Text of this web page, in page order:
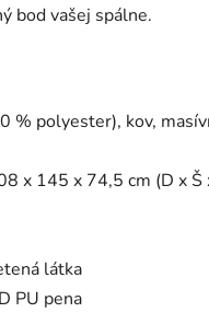
bod vašej spálne.
% polyester), kov,
x 145 x 74,5 cm (D x Š
látka
PU pena